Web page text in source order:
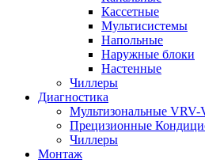
Кассетные
Мультисистемы
Напольные
Наружные блоки
Настенные
Чиллеры
Диагностика
Мультизональные VRV-
Прецизионные
Чиллеры
Монтаж